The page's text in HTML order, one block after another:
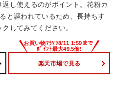
し使えるのがポイント。花粉カ
と謳われているため、長持ちす
してみてください。
楽天市場で見る